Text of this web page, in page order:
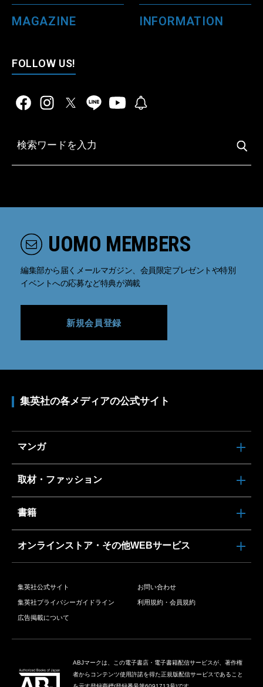
MAGAZINE INFORMATION
FOLLOW US!
UOMO MEMBERS
編集部から届くメールマガジン、会員限定プレゼントや特別
イベントへの応募など特典が満載
新規会員登録
集英社の各メディアの公式サイト
マンガ
取材・ファッション
書籍
オンラインストア・その他WEBサービス
集英社公式サイト お問い合わせ
集英社プライバシーガイドライン 利用規約・会員規約
広告掲載について
ABJマークは、この電子書店・電子書籍配信サービスが、著作権
者からコンテンツ使用許諾を得た正規版配信サービスであること